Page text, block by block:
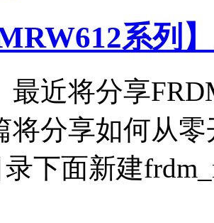
系列
最近将分享
将分享如何从
录下面新建